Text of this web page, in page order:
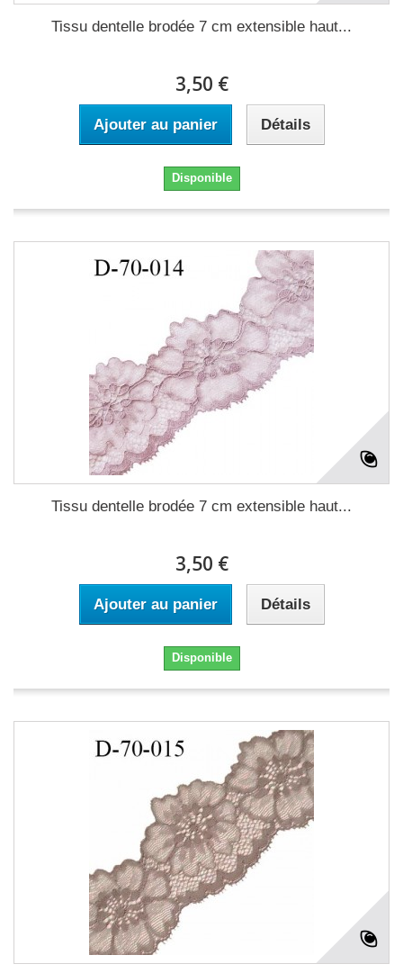
Tissu dentelle brodée 7 cm extensible haut...
3,50 €
Ajouter au panier Détails
Disponible
Tissu dentelle brodée 7 cm extensible haut...
3,50 €
Ajouter au panier Détails
Disponible